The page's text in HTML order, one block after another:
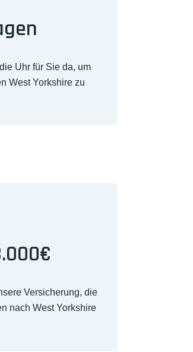
Uhr für Sie da, um
West Yorkshire zu
Versicherung, die
nach West Yorkshire